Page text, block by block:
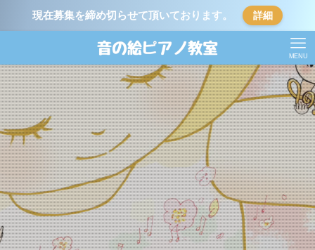
現在募集を締め切らせて頂いております。 詳細
MENU